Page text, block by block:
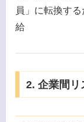
員」に転換す
給
2. 企業間リ